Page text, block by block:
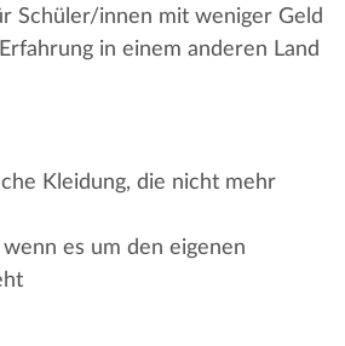
Schüler/innen mit weniger Geld
in einem anderen Land
Kleidung, die nicht mehr
es um den eigenen